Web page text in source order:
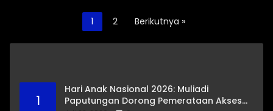
pos
1 2 Berikutnya »
1
Hari Anak Nasional 2026: Muliadi
Paputungan Dorong Pemerataan Akses